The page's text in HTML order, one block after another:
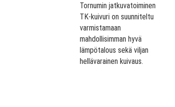
Tornumin jatkuvatoiminen
TK-kuivuri on suunniteltu
varmistamaan
mahdollisimman hyvä
lämpötalous sekä viljan
hellävarainen kuivaus.